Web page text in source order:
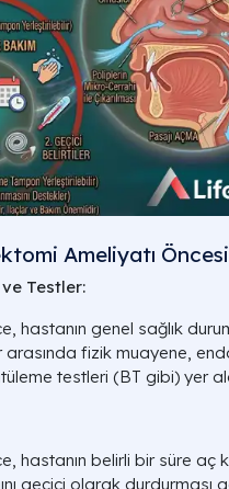
Ameliyatı Öncesi
Testler:
hastanın genel sağlık
arasında fizik muayene,
testleri (BT gibi) yer
hastanın belirli bir süre aç
geçici olarak